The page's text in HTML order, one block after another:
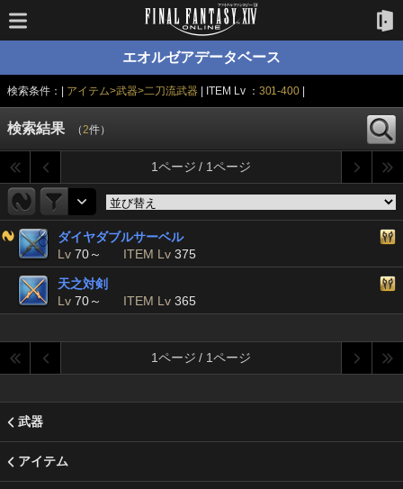
エオルゼアデータベース
検索条件：| アイテム>武器>二刀流武器 | ITEM Lv ： 301-400
検索結果 （2件）
1ページ / 1ページ
ダイヤダブルサーベル
Lv 70～ ITEM Lv 375
天之対剣
Lv 70～ ITEM Lv 365
1ページ / 1ページ
武器
アイテム